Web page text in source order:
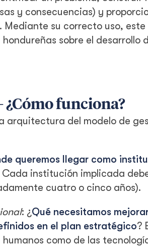
y consecuencias) y
su correcto uso, este
sobre el desarrollo
¿Cómo funciona?
arquitectura del modelo de
queremos llegar como
institución implicada
cuatro o cinco años).
: ¿Qué necesitamos
en el plan estratégico?
como de las